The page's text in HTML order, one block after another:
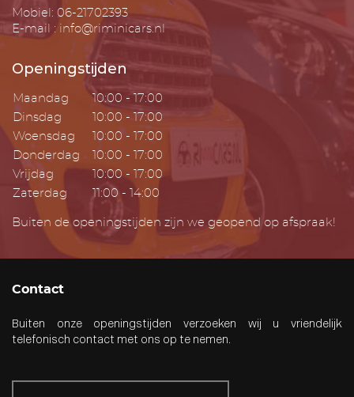
Mobiel: 06-21702393
E-mail : info@riminicars.nl
Openingstijden
Maandag
10:00 - 17:00
Dinsdag
10:00 - 17:00
Woensdag
10:00 - 17:00
Donderdag
10:00 - 17:00
Vrijdag
10:00 - 17:00
Zaterdag
11:00 - 14:00
Buiten de openingstijden zijn we geopend op afspraak!
Contact
Buiten onze openingstijden verzoeken wij u vriendelijk
telefonisch contact met ons op te nemen.